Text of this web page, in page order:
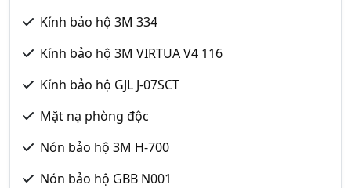
Kính bảo hộ 3M 334
Kính bảo hộ 3M VIRTUA V4 116
Kính bảo hộ GJL J-07SCT
Mặt nạ phòng độc
Nón bảo hộ 3M H-700
Nón bảo hộ GBB N001